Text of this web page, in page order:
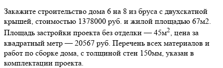
Закажите строительство дома 6 на 8 из бруса с двухскатной
крышей, стоимостью 1378000 руб. и жилой площадью 67м2.
Площадь застройки проекта без отделки — 45м2, цена за
квадратный метр — 20567 руб. Перечень всех материалов и
работ по сборке дома, с толщиной стен 150мм, указан в
комплектации проекта.